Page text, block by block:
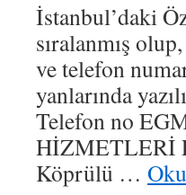
İstanbul’daki
sıralanmış
ve telefon
yanlarında
Telefon no
HİZMETLERİ
Köprülü …